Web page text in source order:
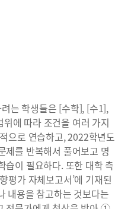
는 학생들은 [수학], [수1],
에 따라 조건을 여러 가지
으로 연습하고, 2022학년도
제를 반복해서 풀어보고 명
습이 필요하다. 또한 대학 측
평가 자체보고서’에 기재된
내용을 참고하는 것보다는